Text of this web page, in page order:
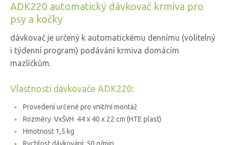
ADK220 automatický dávkovač krmiva pro
psy a kočky
dávkovač je určený k automatickému dennímu (volitelný
i týdenní program) podávání krmiva domácím
mazlíčkům.
Vlastnosti dávkovače ADK220:
Provedení určené pro vnitřní montáž
Rozměry VxŠvH 44 x 40 x 22 cm (HTE plast)
Hmotnost 1,5 kg